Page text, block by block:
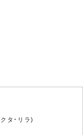
・リラ)